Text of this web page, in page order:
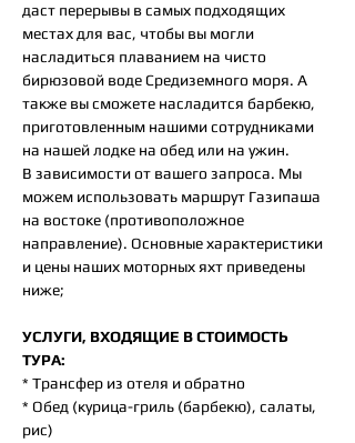
даст перерывы в самых подходящих
местах для вас, чтобы вы могли
насладиться плаванием на чисто
бирюзовой воде Средиземного моря. А
также вы сможете насладится барбекю,
приготовленным нашими сотрудниками
на нашей лодке на обед или на ужин.
В зависимости от вашего запроса. Мы
можем использовать маршрут Газипаша
на востоке (противоположное
направление). Основные характеристики
и цены наших моторных яхт приведены
ниже;
УСЛУГИ, ВХОДЯЩИЕ В СТОИМОСТЬ
ТУРА:
* Трансфер из отеля и обратно
* Обед (курица-гриль (барбекю), салаты,
рис)